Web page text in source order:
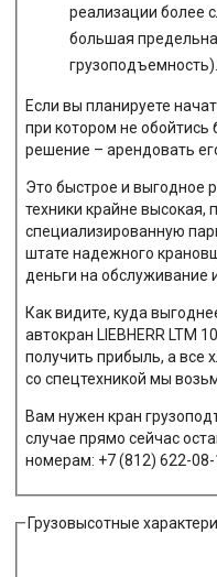
реализации более
большая
грузоподъемность).
Если вы планируете
при котором не
решение – арендовать
Это быстрое и выгодное
техники крайне высокая,
специализированную
штате надежного
деньги на обслуживание
Как видите, куда
автокран LIEBHERR LTM
получить прибыль, а все
со спецтехникой мы
Вам нужен кран
случае прямо сейчас
номерам: +7 (812) 622-
Грузовысотные